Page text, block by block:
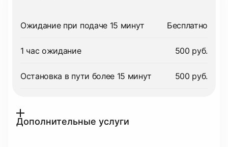
Ожидание при подаче 15 минут Бесплатно
1 час ожидание 500 руб.
Остановка в пути более 15 минут 500 руб.
Дополнительные услуги